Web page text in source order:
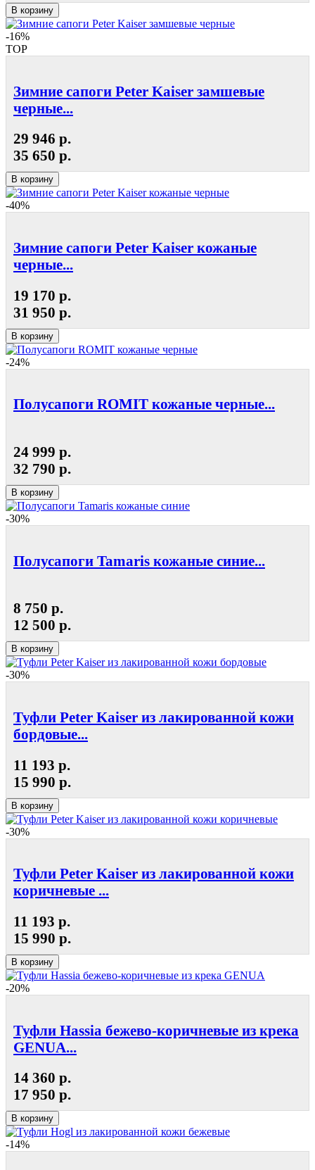
В корзину
-16%
TOP
Зимние сапоги Peter Kaiser замшевые
черные...
29 946 р.
35 650 р.
В корзину
-40%
Зимние сапоги Peter Kaiser кожаные
черные...
19 170 р.
31 950 р.
В корзину
-24%
Полусапоги ROMIT кожаные черные...
24 999 р.
32 790 р.
В корзину
-30%
Полусапоги Tamaris кожаные синие...
8 750 р.
12 500 р.
В корзину
-30%
Туфли Peter Kaiser из лакированной кожи
бордовые...
11 193 р.
15 990 р.
В корзину
-30%
Туфли Peter Kaiser из лакированной кожи
коричневые ...
11 193 р.
15 990 р.
В корзину
-20%
Туфли Hassia бежево-коричневые из крека
GENUA...
14 360 р.
17 950 р.
В корзину
-14%